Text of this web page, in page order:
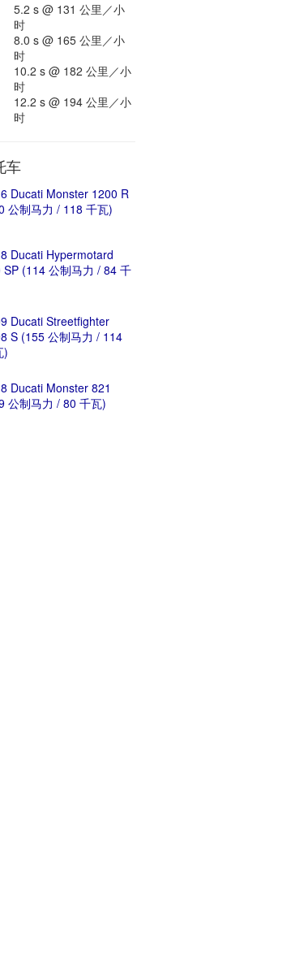
5.2 s @ 131 公里／小
时
8.0 s @ 165 公里／小
时
10.2 s @ 182 公里／小
时
12.2 s @ 194 公里／小
时
车
Ducati Monster 1200 R
公制马力 / 118 千瓦)
Ducati Hypermotard
SP (114 公制马力 / 84 千
Ducati Streetfighter
S (155 公制马力 / 114
)
Ducati Monster 821
公制马力 / 80 千瓦)